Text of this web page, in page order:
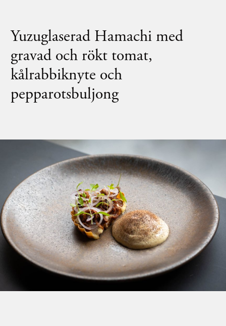
Yuzuglaserad Hamachi med
gravad och rökt tomat,
kålrabbiknyte och
pepparotsbuljong